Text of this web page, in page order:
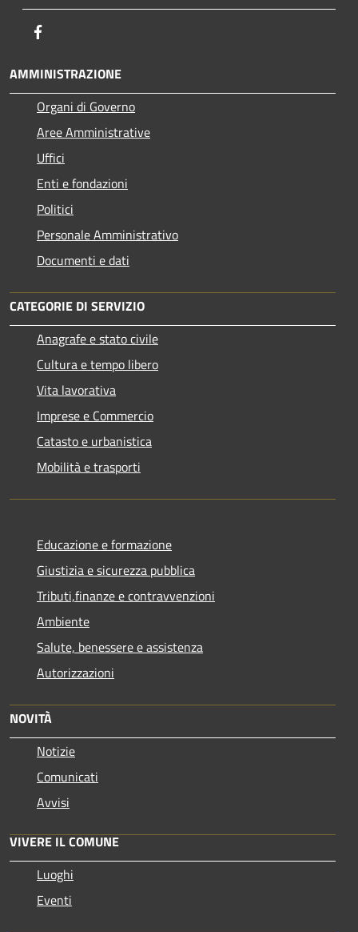
AMMINISTRAZIONE
Organi di Governo
Aree Amministrative
Uffici
Enti e fondazioni
Politici
Personale Amministrativo
Documenti e dati
CATEGORIE DI SERVIZIO
Anagrafe e stato civile
Cultura e tempo libero
Vita lavorativa
Imprese e Commercio
Catasto e urbanistica
Mobilità e trasporti
Educazione e formazione
Giustizia e sicurezza pubblica
Tributi,finanze e contravvenzioni
Ambiente
Salute, benessere e assistenza
Autorizzazioni
NOVITÀ
Notizie
Comunicati
Avvisi
VIVERE IL COMUNE
Luoghi
Eventi